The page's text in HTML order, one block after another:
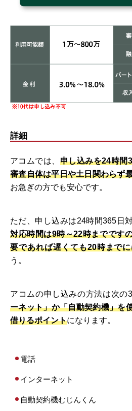
詳細
アコムでは、 申し込みを24時間
審査自体は平日や土日関わらず
お急ぎの方でも安心です。
ただ、申し込みは24時間365日
対応時間は9時～22時までです
要であれば遅くても20時まで
う。
アコムの申し込みの方法は次の
ーネット」か「自動契約機」を
借りるポイントになります。
電話
インターネット
自動契約機むじんくん